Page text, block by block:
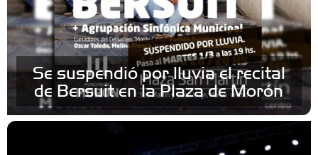
Se suspendió por lluvia el recital
de Bersuit en la Plaza de Morón